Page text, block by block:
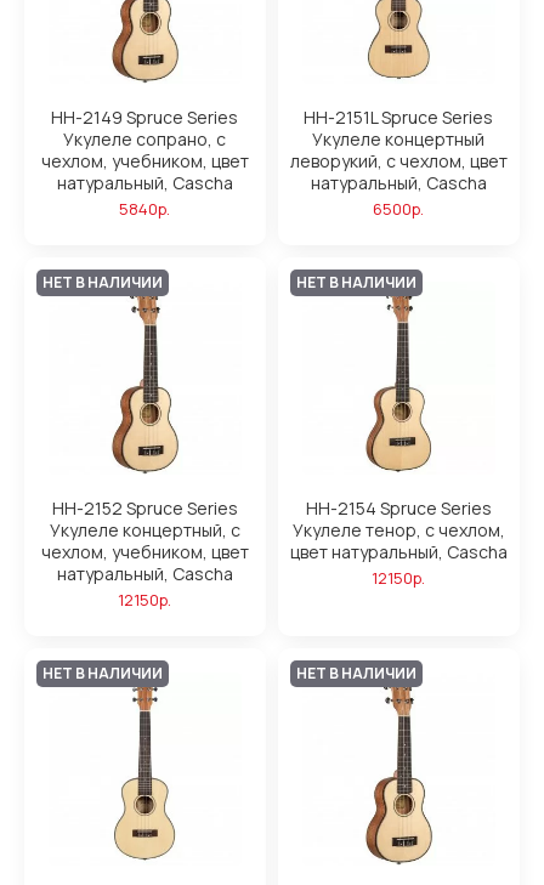
HH-2149 Spruce Series
Укулеле сопрано, с
чехлом, учебником, цвет
натуральный, Cascha
5840р.
HH-2151L Spruce Series
Укулеле концертный
леворукий, с чехлом, цвет
натуральный, Cascha
6500р.
НЕТ В НАЛИЧИИ
HH-2152 Spruce Series
Укулеле концертный, с
чехлом, учебником, цвет
натуральный, Cascha
12150р.
НЕТ В НАЛИЧИИ
HH-2154 Spruce Series
Укулеле тенор, с чехлом,
цвет натуральный, Cascha
12150р.
НЕТ В НАЛИЧИИ НЕТ В НАЛИЧИИ